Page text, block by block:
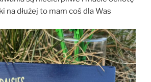
na dłużej to mam coś dla Was